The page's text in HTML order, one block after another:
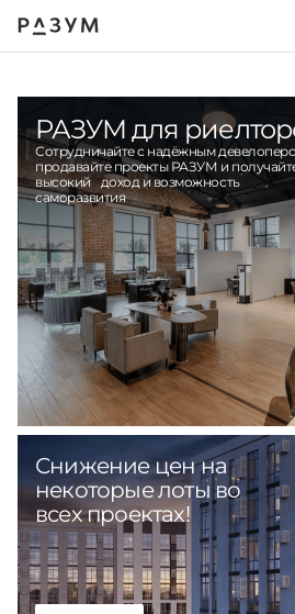
Razum -
Снижение цен на
некоторые лоты во
всех проектах!
РАЗУМ для
Сотрудничайте с надёжным
продавайте проекты РАЗУМ и
высокий доход и возможность
саморазвития